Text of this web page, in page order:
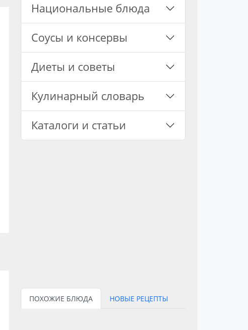
Национальные блюда
Соусы и консервы
Диеты и советы
Кулинарный словарь
Каталоги и статьи
ПОХОЖИЕ БЛЮДА НОВЫЕ РЕЦЕПТЫ